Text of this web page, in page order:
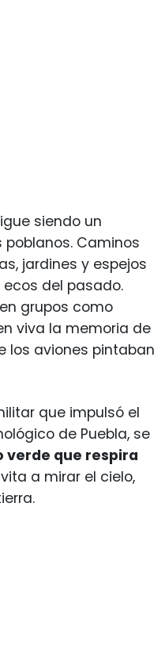
siendo un
Caminos
jardines y espejos
del pasado.
grupos como
viva la memoria de
los aviones pintaban
que impulsó el
de Puebla, se
verde que respira
a mirar el cielo,